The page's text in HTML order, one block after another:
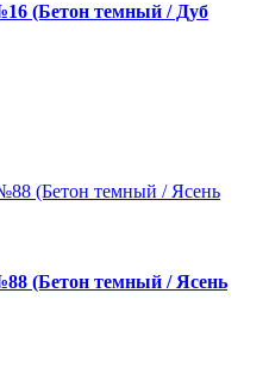
(Бетон темный / Дуб
(Бетон темный / Ясень